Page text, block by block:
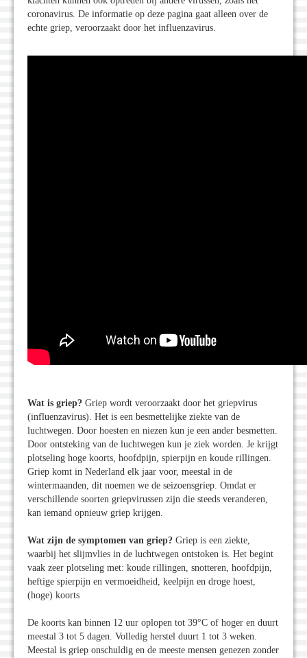
coronavirus. De informatie op deze pagina gaat alleen over de
echte griep, veroorzaakt door het influenzavirus.
Wat is griep? Griep wordt veroorzaakt door het griepvirus
(influenzavirus). Het is een besmettelijke ziekte van de
luchtwegen. Door hoesten en niezen kun je een ander besmetten.
Door ontsteking van de luchtwegen kun je ziek worden. Je krijgt
plotseling hoge koorts, hoofdpijn, spierpijn en koude rillingen.
Griep komt in Nederland elk jaar voor, meestal in de
wintermaanden, dit noemen we de seizoensgriep. Omdat er
verschillende soorten griepvirussen zijn die steeds veranderen,
kan iemand opnieuw griep krijgen.
Wat zijn de symptomen van griep? Griep is een ziekte,
waarbij het slijmvlies in de luchtwegen ontstoken is. Het begint
vaak zeer plotseling met: koude rillingen, snotteren, hoofdpijn,
heftige spierpijn en vermoeidheid, keelpijn en droge hoest,
(hoge) koorts
De koorts kan binnen 12 uur oplopen tot 39°C of hoger en duurt
meestal 3 tot 5 dagen. Volledig herstel duurt 1 tot 3 weken.
Meestal is griep onschuldig en de meeste mensen genezen zonder